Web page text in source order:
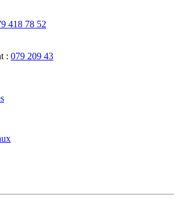
418 78 52
: 079 209 43